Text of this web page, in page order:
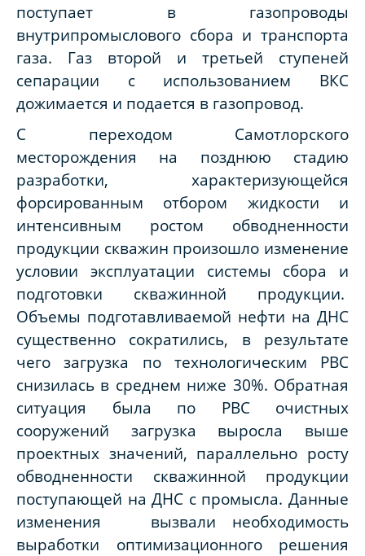
поступает в газопроводы
внутрипромыслового сбора и транспорта
газа. Газ второй и третьей ступеней
сепарации с использованием ВКС
дожимается и подается в газопровод.
С переходом Самотлорского
месторождения на позднюю стадию
разработки, характеризующейся
форсированным отбором жидкости и
интенсивным ростом обводненности
продукции скважин произошло изменение
условии эксплуатации системы сбора и
подготовки скважинной продукции.
Объемы подготавливаемой нефти на ДНС
существенно сократились, в результате
чего загрузка по технологическим РВС
снизилась в среднем ниже 30%. Обратная
ситуация была по РВС очистных
сооружений загрузка выросла выше
проектных значений, параллельно росту
обводненности скважинной продукции
поступающей на ДНС с промысла. Данные
изменения вызвали необходимость
выработки оптимизационного решения